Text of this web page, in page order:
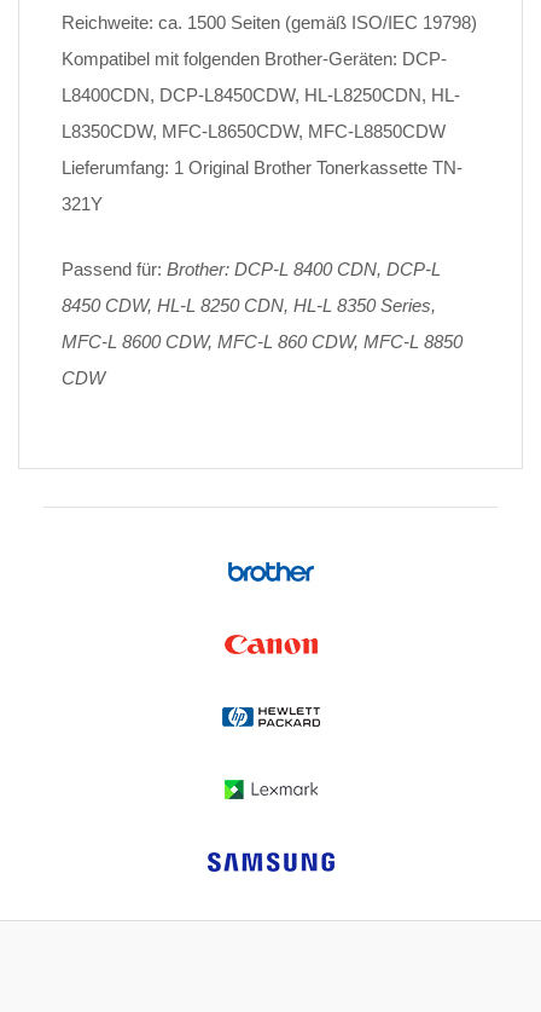
Reichweite: ca. 1500 Seiten (gemäß ISO/IEC 19798)
Kompatibel mit folgenden Brother-Geräten: DCP-
L8400CDN, DCP-L8450CDW, HL-L8250CDN, HL-
L8350CDW, MFC-L8650CDW, MFC-L8850CDW
Lieferumfang: 1 Original Brother Tonerkassette TN-
321Y
Passend für: Brother: DCP-L 8400 CDN, DCP-L
8450 CDW, HL-L 8250 CDN, HL-L 8350 Series,
MFC-L 8600 CDW, MFC-L 860 CDW, MFC-L 8850
CDW